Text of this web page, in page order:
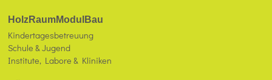
HolzRaumModulBau
Kindertagesbetreuung
Schule & Jugend
Institute, Labore & Kliniken